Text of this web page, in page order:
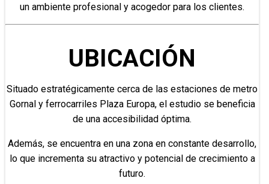
un ambiente profesional y acogedor para los clientes.
UBICACIÓN
Situado estratégicamente cerca de las estaciones de metro
Gornal y ferrocarriles Plaza Europa, el estudio se beneficia
de una accesibilidad óptima.
Además, se encuentra en una zona en constante desarrollo,
lo que incrementa su atractivo y potencial de crecimiento a
futuro.